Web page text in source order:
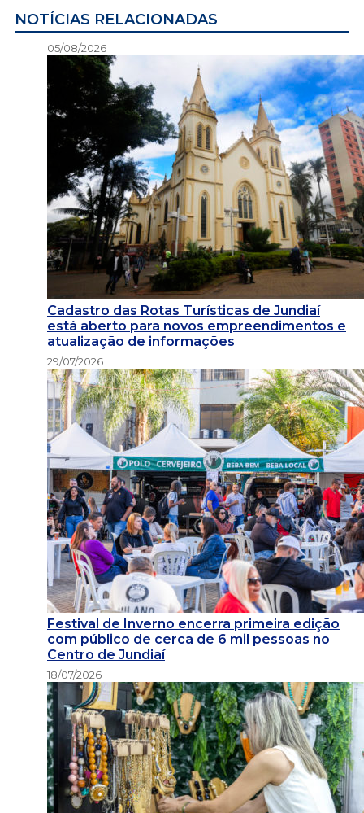
NOTÍCIAS RELACIONADAS
05/08/2026
Cadastro das Rotas Turísticas de Jundiaí
está aberto para novos empreendimentos e
atualização de informações
29/07/2026
Festival de Inverno encerra primeira edição
com público de cerca de 6 mil pessoas no
Centro de Jundiaí
18/07/2026